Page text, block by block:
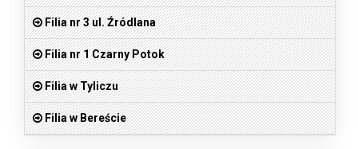
Filia nr 3 ul. Źródlana
Filia nr 1 Czarny Potok
Filia w Tyliczu
Filia w Bereście